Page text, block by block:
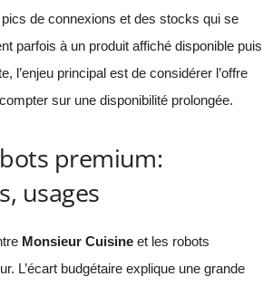
de connexions et des stocks qui se
parfois à un produit affiché disponible puis
l’enjeu principal est de considérer l’offre
sur une disponibilité prolongée.
premium:
usages
Monsieur Cuisineet les robots
L’écart budgétaire explique une grande